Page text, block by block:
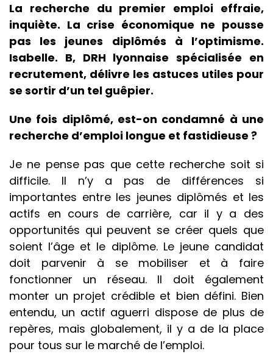
La recherche du premier emploi effraie,
inquiète. La crise économique ne pousse
pas les jeunes diplômés à l’optimisme.
Isabelle. B, DRH lyonnaise spécialisée en
recrutement, délivre les astuces utiles pour
se sortir d’un tel guêpier.
Une fois diplômé, est-on condamné à une
recherche d’emploi longue et fastidieuse ?
Je ne pense pas que cette recherche soit si
difficile. Il n’y a pas de différences si
importantes entre les jeunes diplômés et les
actifs en cours de carrière, car il y a des
opportunités qui peuvent se créer quels que
soient l’âge et le diplôme. Le jeune candidat
doit parvenir à se mobiliser et à faire
fonctionner un réseau. Il doit également
monter un projet crédible et bien défini. Bien
entendu, un actif aguerri dispose de plus de
repères, mais globalement, il y a de la place
pour tous sur le marché de l’emploi.